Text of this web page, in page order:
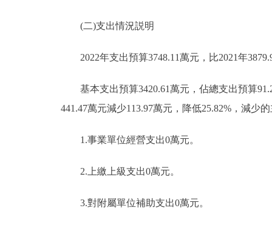
(二)支出情況説明
2022年支出預算3748.11萬元，比2021年
基本支出預算3420.61萬元，佔總支出預算
441.47萬元減少113.97萬元，降低25.82%，減
1.事業單位經營支出0萬元。
2.上繳上級支出0萬元。
3.對附屬單位補助支出0萬元。